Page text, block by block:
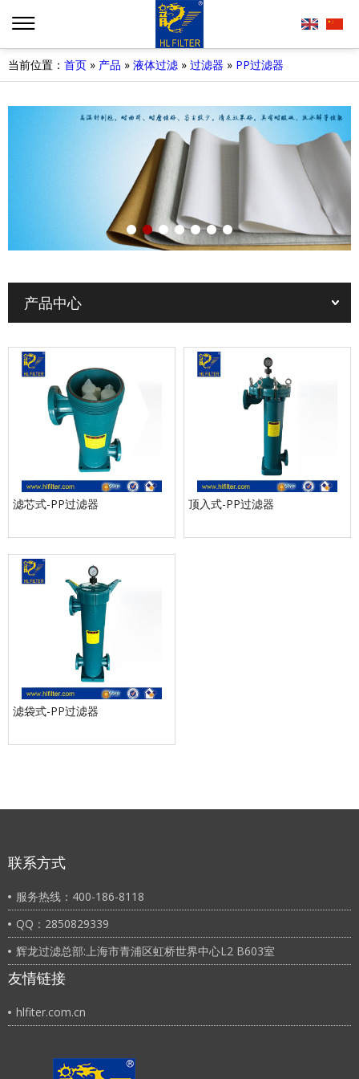
当前位置： 首页 » 产品 » 液体过滤 » 过滤器 » PP过滤器
产品中心
滤芯式-PP过滤器 顶入式-PP过滤器
滤袋式-PP过滤器
联系方式
服务热线：400-186-8118
QQ：2850829339
辉龙过滤总部:上海市青浦区虹桥世界中心L2 B603室
友情链接
hlfiter.com.cn